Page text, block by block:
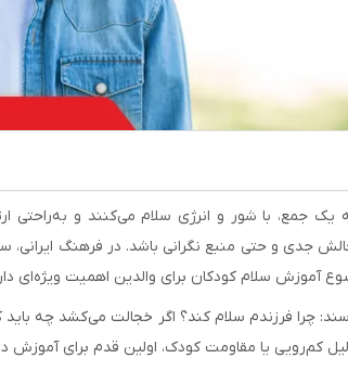
جمع، با شور و انرژی سلام می‌کنند و به‌راحتی
جدی و حتی منبع نگرانی باشد. در فرهنگ ایرانی،
آموزش سلام کودکان برای والدین اهمیت ویژه‌ای
چرا فرزندم سلام کند؟ اگر خجالت می‌کشد چه
کم‌رویی یا مقاومت کودک، اولین قدم برای آموزش